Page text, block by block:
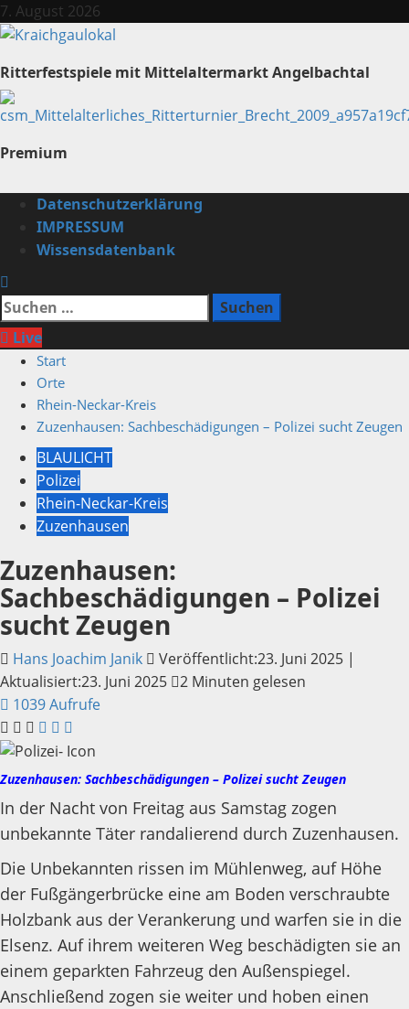
Zum
Inhalt
7. August 2026
Ritterfestspiele mit Mittelaltermarkt Angelbachtal
Premium
Primäres
Menü
Datenschutzerklärung
IMPRESSUM
Wissensdatenbank
Suchen
nach:
Live
Start
Orte
Rhein-Neckar-Kreis
Zuzenhausen: Sachbeschädigungen – Polizei sucht Zeugen
BLAULICHT
Polizei
Rhein-Neckar-Kreis
Zuzenhausen
Zuzenhausen:
Sachbeschädigungen – Polizei
sucht Zeugen
Hans Joachim Janik
Veröffentlicht:23. Juni 2025 |
Aktualisiert:23. Juni 2025
2 Minuten gelesen
1039 Aufrufe
Zuzenhausen: Sachbeschädigungen – Polizei sucht Zeugen
In der Nacht von Freitag aus Samstag zogen
unbekannte Täter randalierend durch Zuzenhausen.
Die Unbekannten rissen im Mühlenweg, auf Höhe
der Fußgängerbrücke eine am Boden verschraubte
Holzbank aus der Verankerung und warfen sie in die
Elsenz. Auf ihrem weiteren Weg beschädigten sie an
einem geparkten Fahrzeug den Außenspiegel.
Anschließend zogen sie weiter und hoben einen